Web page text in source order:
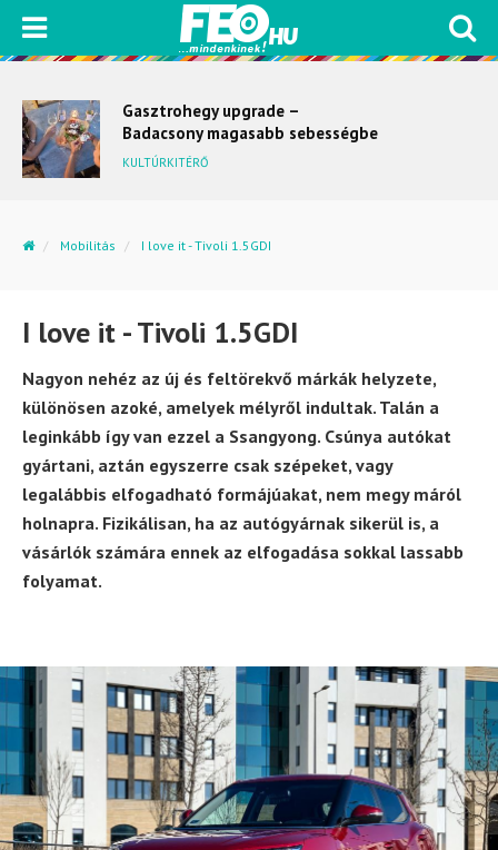
Gasztrohegy upgrade –
Badacsony magasabb sebességbe
kapcsol
KULTÚRKITÉRŐ
Mobilitás I love it - Tivoli 1.5GDI
I love it - Tivoli 1.5GDI
Nagyon nehéz az új és feltörekvő márkák helyzete,
különösen azoké, amelyek mélyről indultak. Talán a
leginkább így van ezzel a Ssangyong. Csúnya autókat
gyártani, aztán egyszerre csak szépeket, vagy
legalábbis elfogadható formájúakat, nem megy máról
holnapra. Fizikálisan, ha az autógyárnak sikerül is, a
vásárlók számára ennek az elfogadása sokkal lassabb
folyamat.